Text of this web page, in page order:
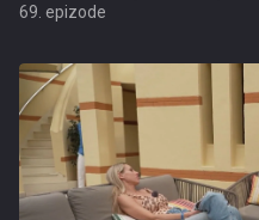
69. epizode